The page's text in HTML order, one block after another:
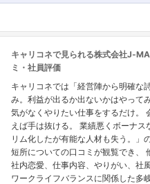
キャリコネで見られる株式会社
ミ・社員評価
キャリコネでは「経営陣から明確な
み。利益が出るか出ないかはやって
気がなくやりたい仕事をするだけ。
えば手は抜ける。 業績悪くボーナ
リム化したが有能な人材も失う。」
短所についての口コミが観覧でき、
社内恋愛、仕事内容、やりがい、社
ワークライフバランスに関係した多